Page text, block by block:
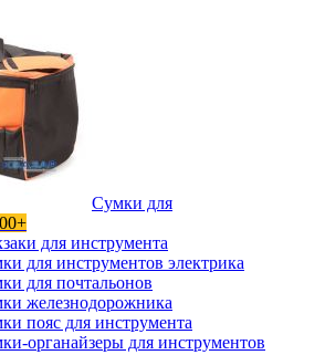
Сумки для
для инструмента
для инструментов электрика
для почтальонов
железнодорожника
пояс для инструмента
органайзеры для инструментов